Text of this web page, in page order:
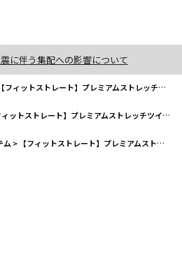
に伴う集配への影響について
【フィットストレート】プレミアムストレッチツイルパンツ
ィットストレート】プレミアムストレッチツイルパンツ
ム > 【フィットストレート】プレミアムストレッチツイルパンツ